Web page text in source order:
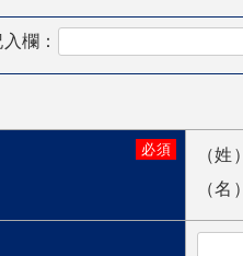
欄：
必須
（姓）
（名）